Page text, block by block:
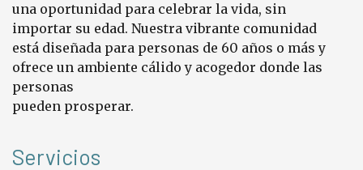
una oportunidad para celebrar la vida, sin
importar su edad. Nuestra vibrante comunidad
está diseñada para personas de 60 años o más y
ofrece un ambiente cálido y acogedor donde las
personas
pueden prosperar.
Servicios